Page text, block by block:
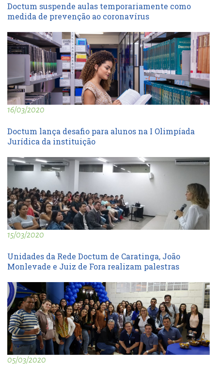
Doctum suspende aulas temporariamente como
medida de prevenção ao coronavírus
16/03/2020
Doctum lança desafio para alunos na I Olimpíada
Jurídica da instituição
15/03/2020
Unidades da Rede Doctum de Caratinga, João
Monlevade e Juiz de Fora realizam palestras
05/03/2020